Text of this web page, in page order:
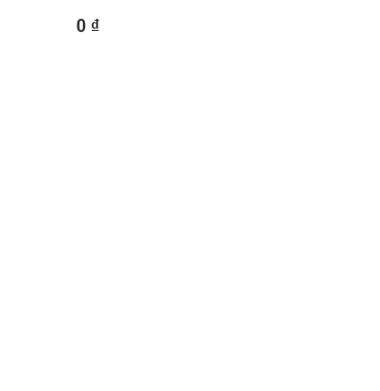
0 ₫